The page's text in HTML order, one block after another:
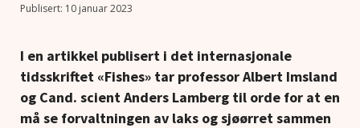
10 januar 2023
I en artikkel publisert i det internasjonale
tidsskriftet «Fishes» tar professor Albert Imsland
og Cand. scient Anders Lamberg til orde for at en
må se forvaltningen av laks og sjøørretsammen